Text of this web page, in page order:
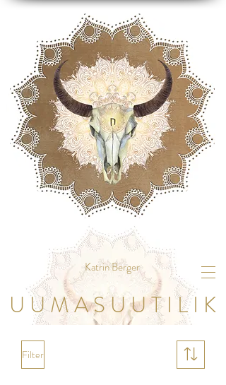
Katrin Berger
U U M A S U U T I L I K
Filter